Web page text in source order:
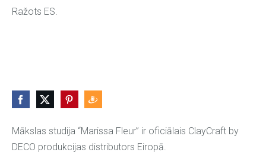
Mākslas studija “Marissa Fleur” ir oficiālais ClayCraft by
DECO produkcijas distributors Eiropā.
Ražots ES.